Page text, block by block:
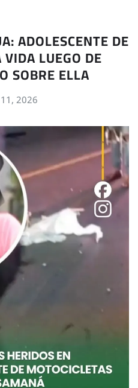
ADOLESCENTE DE
LUEGO DE
SOBRE ELLA
11, 2026